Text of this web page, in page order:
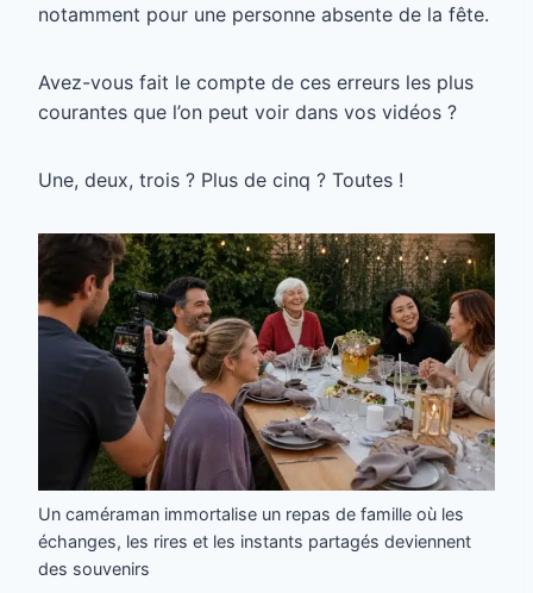
notamment pour une personne absente de la fête.
Avez-vous fait le compte de ces erreurs les plus
courantes que l’on peut voir dans vos vidéos ?
Une, deux, trois ? Plus de cinq ? Toutes !
Un caméraman immortalise un repas de famille où les
échanges, les rires et les instants partagés deviennent
des souvenirs